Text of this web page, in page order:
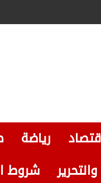
رياضة
شروط